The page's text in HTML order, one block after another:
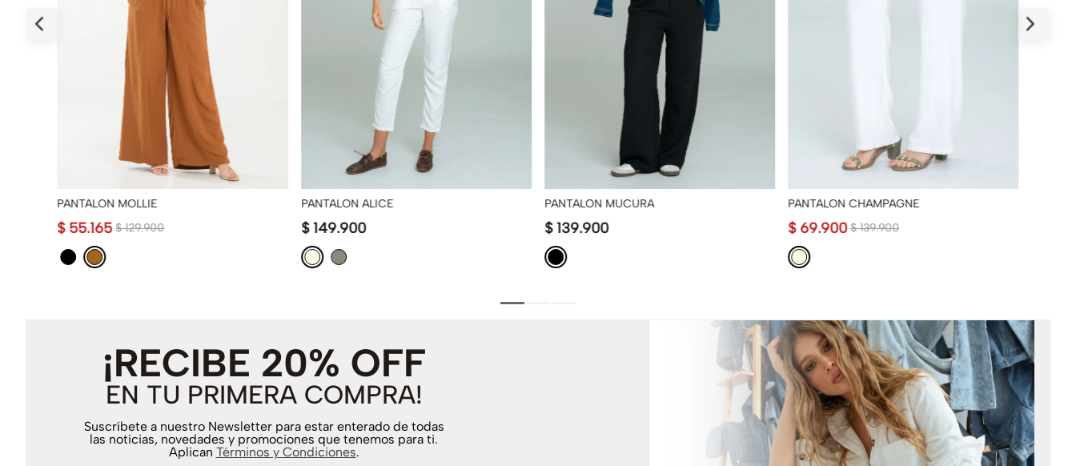
PANTALON MOLLIE
$ 129.900
$ 55.165
PANTALON ALICE
$ 149.900
PANTALON MUCURA
$ 139.900
PANTALON CHAMPAGNE
$ 139.900
$ 69.900
¡RECIBE 20% OFF
EN TU PRIMERA COMPRA!
Suscríbete a nuestro Newsletter para estar enterado de todas
las noticias, novedades y promociones que tenemos para ti.
Aplican Términos y Condiciones.